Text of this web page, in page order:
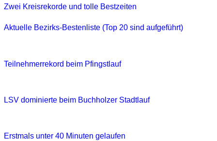
Zwei Kreisrekorde und tolle Bestzeiten
Aktuelle Bezirks-Bestenliste (Top 20 sind aufgeführt)
Teilnehmerrekord beim Pfingstlauf
LSV dominierte beim Buchholzer Stadtlauf
Erstmals unter 40 Minuten gelaufen